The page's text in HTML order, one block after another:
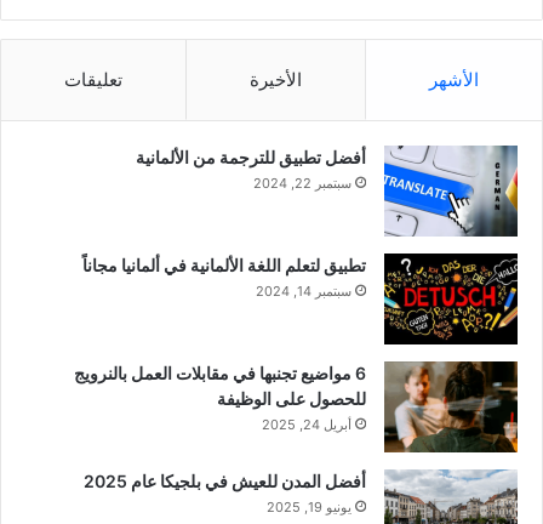
الأشهر الأخيرة تعليقات
أفضل تطبيق للترجمة من الألمانية
سبتمبر 22, 2024
تطبيق لتعلم اللغة الألمانية في ألمانيا مجاناً
سبتمبر 14, 2024
6 مواضيع تجنبها في مقابلات العمل بالنرويج
للحصول على الوظيفة
أبريل 24, 2025
أفضل المدن للعيش في بلجيكا عام 2025
يونيو 19, 2025